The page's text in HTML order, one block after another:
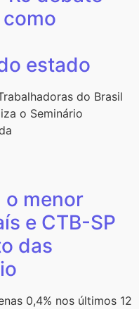
estado
do Brasil
o Seminário
o menor
e CTB-SP
das
0,4% nos últimos 12